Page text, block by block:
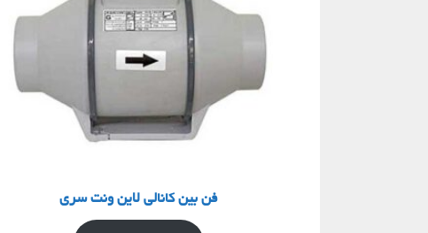
فن بین کانالی لاین ونت سری